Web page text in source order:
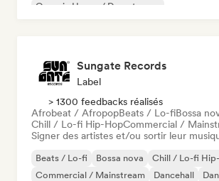
Organic House / Downtempo
Sungate Records
Label
> 1300 feedbacks réalisés
Afrobeat / AfropopBeats / Lo-fiBossa
Chill / Lo-fi Hip-HopCommercial /
Signer des artistes et/ou sortir leur
Beats / Lo-fi Bossa nova
Chill / Lo-fi
Commercial / Mainstream
Dancehall